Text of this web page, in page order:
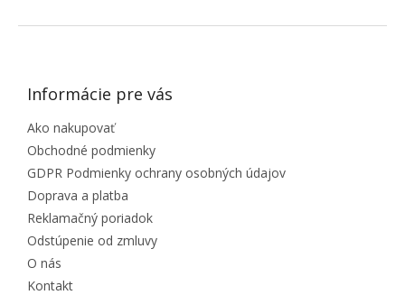
ZÁPÄTIE
Informácie pre vás
Ako nakupovať
Obchodné podmienky
GDPR Podmienky ochrany osobných údajov
Doprava a platba
Reklamačný poriadok
Odstúpenie od zmluvy
O nás
Kontakt